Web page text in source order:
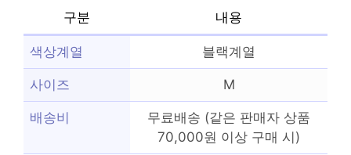
구분 내용
색상계열 블랙계열
사이즈 M
배송비
무료배송 (같은 판매자 상품
70,000원 이상 구매 시)